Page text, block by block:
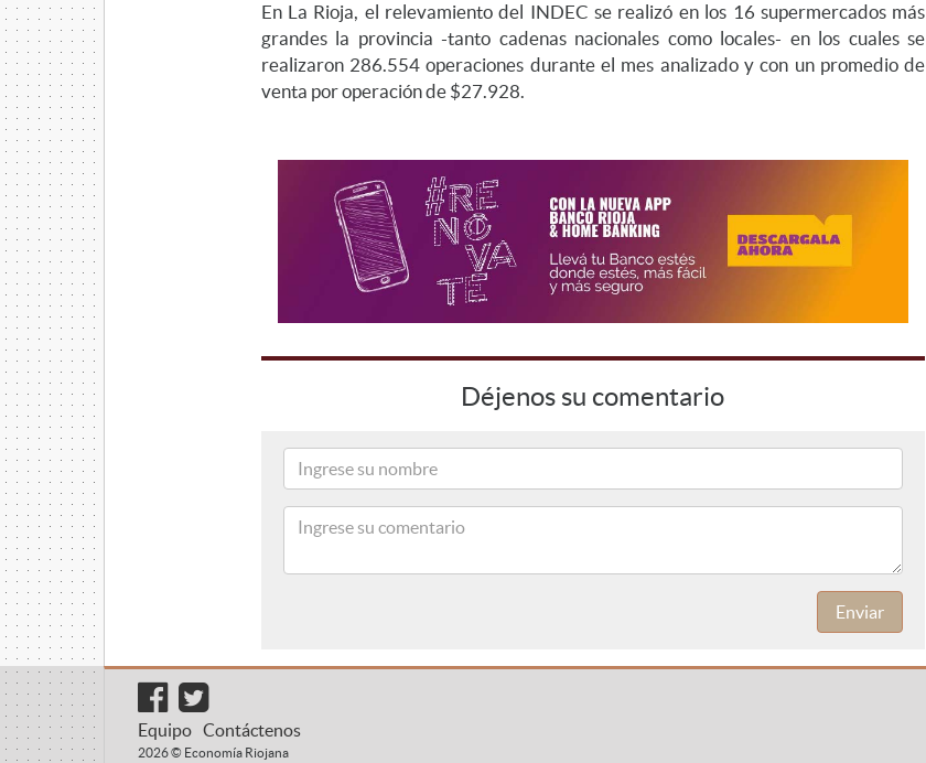
En La Rioja, el relevamiento del INDEC se realizó en los 16 supermercados más
grandes la provincia -tanto cadenas nacionales como locales- en los cuales se
realizaron 286.554 operaciones durante el mes analizado y con un promedio de
venta por operación de $27.928.
Déjenos su comentario
Enviar
Equipo Contáctenos
2026 © Economía Riojana